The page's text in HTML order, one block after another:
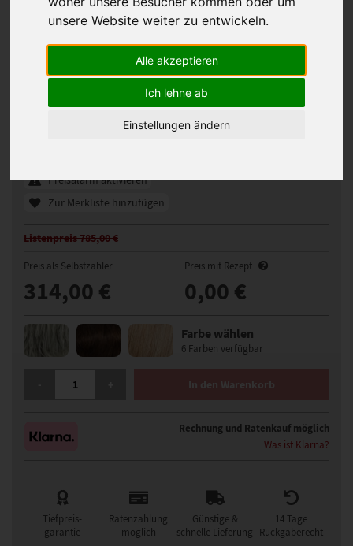
unsere Website weiter zu entwickeln.
Alle akzeptieren
Ich lehne ab
Einstellungen ändern
Gisela Mayer Sun Taste Perücke
snow mix rooted (305K-ROOT)
Preisalarm aktivieren
Zur Merkliste hinzufügen
Listenpreis 785,00 €
Preis als Selbstzahler
314,00 €
Preis mit Rezept
0,00 €
Farbe wählen
6 Farben verfügbar
In den Warenkorb
Rechnung und Ratenkauf möglich
Was ist Klarna?
Tiefpreis-
garantie
Ratenzahlung
möglich
Günstige &
schnelle Lieferung
14 Tage
Rückgaberecht